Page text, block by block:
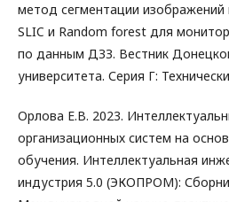
метод сегментации изображений
SLIC и Random forest для
по данным ДЗЗ. Вестник
университета. Серия Г:
Орлова Е.В. 2023.
организационных систем на
обучения. Интеллектуальная
индустрия 5.0 (ЭКОПРОМ):